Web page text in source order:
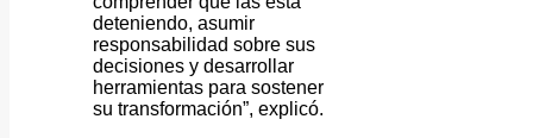
deteniendo, asumir
responsabilidad sobre sus
decisiones y desarrollar
herramientas para sostener
su transformación”, explicó.